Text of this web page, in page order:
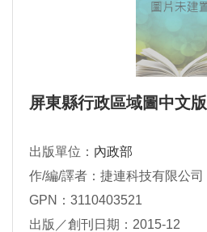
屏東縣行政區域圖中文版
出版單位： 內政部
作/編/譯者：捷連科技有限公司
GPN：3110403521
出版／創刊日期：2015-12